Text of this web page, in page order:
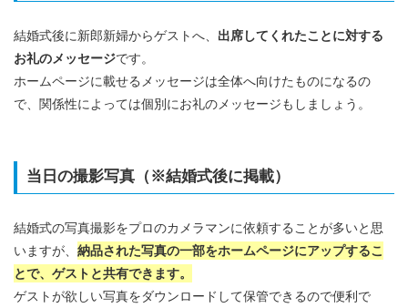
結婚式後に新郎新婦からゲストへ、 出席してくれたことに対する
お礼のメッセージです。
ホームページに載せるメッセージは全体へ向けたものになるの
で、関係性によっては個別にお礼のメッセージもしましょう。
当日の撮影写真（※結婚式後に掲載）
結婚式の写真撮影をプロのカメラマンに依頼することが多いと思
いますが、 納品された写真の一部をホームページにアップするこ
とで、ゲストと共有できます。
ゲストが欲しい写真をダウンロードして保管できるので便利で